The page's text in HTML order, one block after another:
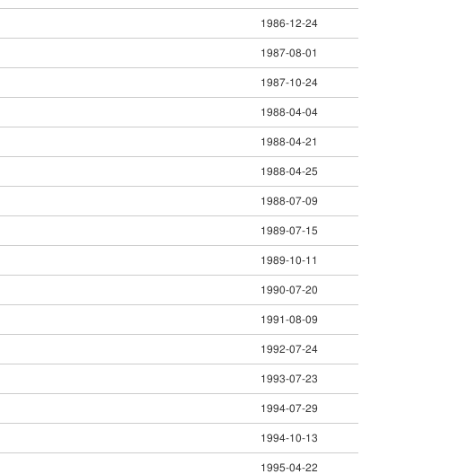
1986-12-24
1987-08-01
1987-10-24
1988-04-04
1988-04-21
1988-04-25
1988-07-09
1989-07-15
1989-10-11
1990-07-20
1991-08-09
1992-07-24
1993-07-23
1994-07-29
1994-10-13
1995-04-22